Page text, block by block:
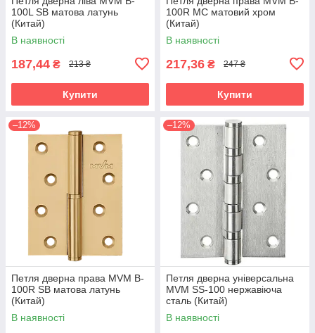
100L SB матова латунь
(Китай)
В наявності
187,44 ₴ 213 ₴
Купити
100R MC матовий хром
(Китай)
В наявності
217,36 ₴ 247 ₴
Купити
–12%
Петля дверна права MVM B-
100R SB матова латунь
(Китай)
В наявності
–12%
Петля дверна універсальна
MVM SS-100 нержавіюча
сталь (Китай)
В наявності